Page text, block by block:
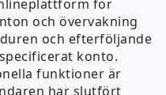
för
och övervakning
och efterföljande
konto.
funktioner är
har slutfört